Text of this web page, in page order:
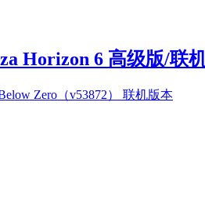
Horizon 6 高级版/联机